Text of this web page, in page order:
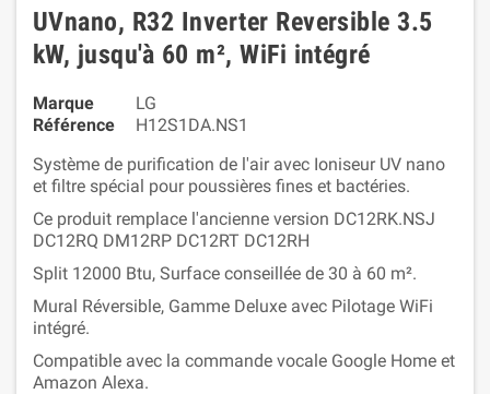
UVnano, R32 Inverter Reversible 3.5
kW, jusqu'à 60 m², WiFi intégré
Marque
LG
Référence
H12S1DA.NS1
Système de purification de l'air avec Ioniseur UV nano
et filtre spécial pour poussières fines et bactéries.
Ce produit remplace l'ancienne version DC12RK.NSJ
DC12RQ DM12RP DC12RT DC12RH
Split 12000 Btu, Surface conseillée de 30 à 60 m².
Mural Réversible, Gamme Deluxe avec Pilotage WiFi
intégré.
Compatible avec la commande vocale Google Home et
Amazon Alexa.